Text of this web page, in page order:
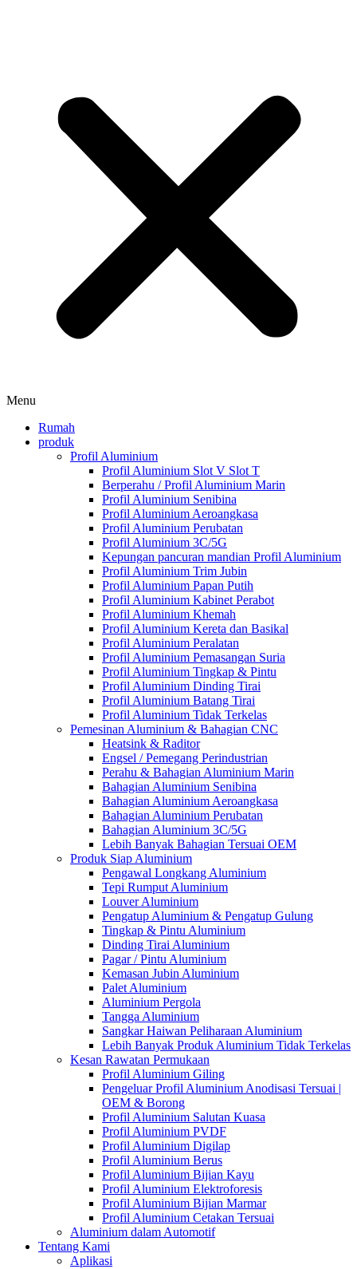
Menu
Rumah
produk
Profil Aluminium
Profil Aluminium Slot V Slot T
Berperahu / Profil Aluminium Marin
Profil Aluminium Senibina
Profil Aluminium Aeroangkasa
Profil Aluminium Perubatan
Profil Aluminium 3C/5G
Kepungan pancuran mandian Profil Aluminium
Profil Aluminium Trim Jubin
Profil Aluminium Papan Putih
Profil Aluminium Kabinet Perabot
Profil Aluminium Khemah
Profil Aluminium Kereta dan Basikal
Profil Aluminium Peralatan
Profil Aluminium Pemasangan Suria
Profil Aluminium Tingkap & Pintu
Profil Aluminium Dinding Tirai
Profil Aluminium Batang Tirai
Profil Aluminium Tidak Terkelas
Pemesinan Aluminium & Bahagian CNC
Heatsink & Raditor
Engsel / Pemegang Perindustrian
Perahu & Bahagian Aluminium Marin
Bahagian Aluminium Senibina
Bahagian Aluminium Aeroangkasa
Bahagian Aluminium Perubatan
Bahagian Aluminium 3C/5G
Lebih Banyak Bahagian Tersuai OEM
Produk Siap Aluminium
Pengawal Longkang Aluminium
Tepi Rumput Aluminium
Louver Aluminium
Pengatup Aluminium & Pengatup Gulung
Tingkap & Pintu Aluminium
Dinding Tirai Aluminium
Pagar / Pintu Aluminium
Kemasan Jubin Aluminium
Palet Aluminium
Aluminium Pergola
Tangga Aluminium
Sangkar Haiwan Peliharaan Aluminium
Lebih Banyak Produk Aluminium Tidak Terkelas
Kesan Rawatan Permukaan
Profil Aluminium Giling
Pengeluar Profil Aluminium Anodisasi Tersuai |
OEM & Borong
Profil Aluminium Salutan Kuasa
Profil Aluminium PVDF
Profil Aluminium Digilap
Profil Aluminium Berus
Profil Aluminium Bijian Kayu
Profil Aluminium Elektroforesis
Profil Aluminium Bijian Marmar
Profil Aluminium Cetakan Tersuai
Aluminium dalam Automotif
Tentang Kami
Aplikasi